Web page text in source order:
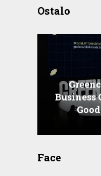
Ostalo
Business
Face